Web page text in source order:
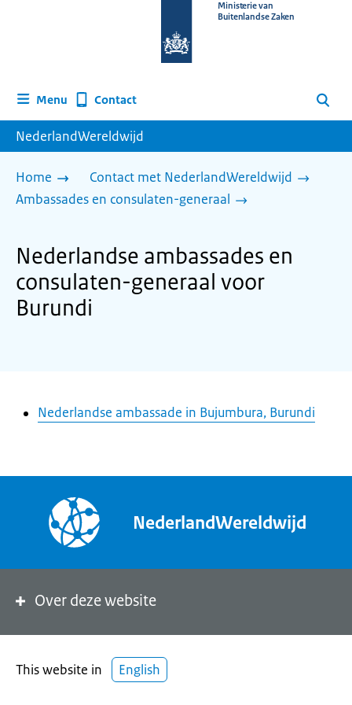
homepage
Ministerie van
Buitenlandse Zaken
Menu Contact Zoeken
NederlandWereldwijd
Home
Contact met NederlandWereldwijd
Ambassades en consulaten-generaal
Nederlandse ambassades en
consulaten-generaal voor
Burundi
Nederlandse ambassade in Bujumbura, Burundi
NederlandWereldwijd
Over deze website
This website in English